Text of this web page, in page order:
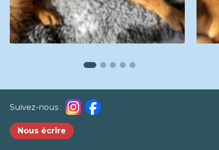
Suivez-nous :
Nous écrire